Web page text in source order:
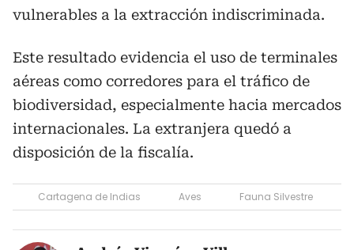
vulnerables a la extracción indiscriminada.
Este resultado evidencia el uso de terminales
aéreas como corredores para el tráfico de
biodiversidad, especialmente hacia mercados
internacionales. La extranjera quedó a
disposición de la fiscalía.
Cartagena de Indias Aves Fauna Silvestre